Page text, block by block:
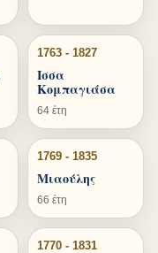
1763 - 1827
Ισσα
Κομπαγιάσα
64 έτη
1769 - 1835
Μιαούλης
66 έτη
1770 - 1831